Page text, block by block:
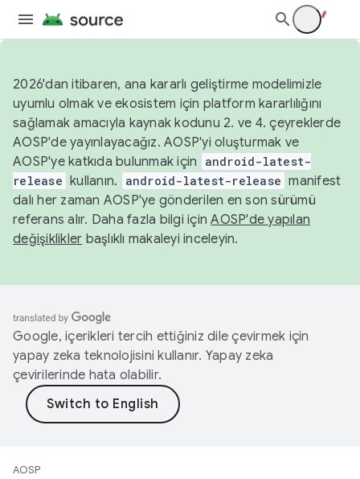
2026'dan itibaren, ana kararlı geliştirme modelimizle
uyumlu olmak ve ekosistem için platform kararlılığını
sağlamak amacıyla kaynak kodunu 2. ve 4. çeyreklerde
AOSP'de yayınlayacağız. AOSP'yi oluşturmak ve
AOSP'ye katkıda bulunmak için
android-latest-
release kullanın. android-latest-release manifest
dalı her zaman AOSP'ye gönderilen en son sürümü
referans alır. Daha fazla bilgi içinAOSP'de yapılan
değişiklikler başlıklı makaleyi inceleyin.
Google, içerikleri tercih ettiğiniz dile çevirmek için
yapay zeka teknolojisini kullanır. Yapay zeka
çevirilerinde hata olabilir.
AOSP